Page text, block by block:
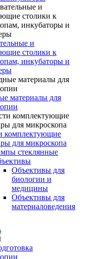
и
столики к
инкубаторы и
материалы для
комплектующие
для микроскопа
стеклянные
Объективы для
биологии и
медицины
Объективы для
материаловедения